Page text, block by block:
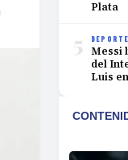
Plata
5
Messi
del
Luis